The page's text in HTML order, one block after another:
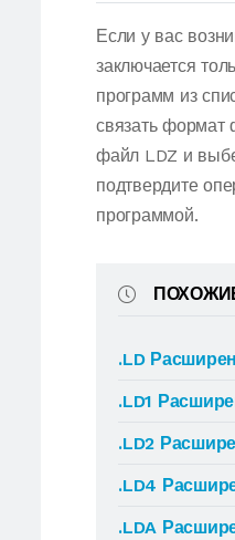
Если у вас
заключается
программ из
связать формат
файл LDZ и
подтвердите
программой.
.LD
.LD1
.LD2
.LD4
.LDA